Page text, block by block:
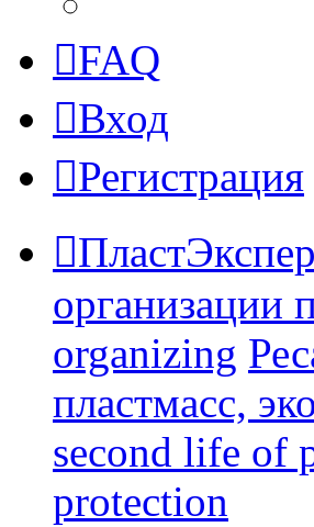
FAQ
Вход
Регистрация
организации
organizing
пластмасс,
second life of
protection